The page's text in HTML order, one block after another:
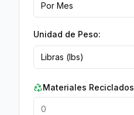
Por Mes
Unidad de Peso:
Libras (lbs)
Materiales Reciclados